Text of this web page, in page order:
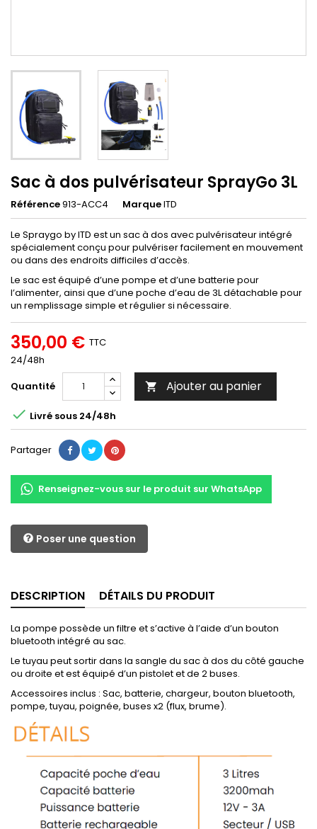
Sac à dos pulvérisateur SprayGo 3L
Référence913-ACC4 MarqueITD
Le Spraygo by ITD est un sac à dos avec pulvérisateur intégré
spécialement conçu pour pulvériser facilement en mouvement
ou dans des endroits difficiles d’accès.
Le sac est équipé d’une pompe et d’une batterie pour
l’alimenter, ainsi que d’une poche d’eau de 3L détachable pour
un remplissage simple et régulier si nécessaire.
350,00 € TTC
24/48h
Quantité
 Ajouter au panier
 Livré sous 24/48h
Partager
Renseignez-vous sur le produit sur WhatsApp
Poser une question
DESCRIPTION DÉTAILS DU PRODUIT
La pompe possède un filtre et s’active à l’aide d’un bouton
bluetooth intégré au sac.
Le tuyau peut sortir dans la sangle du sac à dos du côté gauche
ou droite et est équipé d’un pistolet et de 2 buses.
Accessoires inclus : Sac, batterie, chargeur, bouton bluetooth,
pompe, tuyau, poignée, buses x2 (flux, brume).